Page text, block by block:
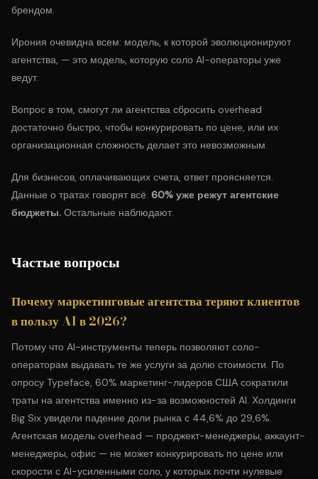
брендом.
Ирония очевидна всем: модель, к которой эволюционируют
агентства, — это модель, которую соло AI-операторы уже
ведут.
Вопрос в том, смогут ли агентства сбросить overhead
достаточно быстро, чтобы конкурировать по цене, или их
организационная сложность делает это невозможным.
Для бизнесов, оплачивающих счета, ответ проясняется.
Данные о тратах говорят всё: 60% уже режут агентские
бюджеты. Остальные наблюдают.
Частые вопросы
Почему маркетинговые агентства теряют клиентов
в пользу AI в 2026?
Потому что AI-инструменты теперь позволяют соло-
операторам выдавать те же услуги за долю стоимости. По
опросу Typeface, 60% маркетинг-лидеров США сократили
траты на агентства именно из-за возможностей AI. Холдинги
Big Six увидели падение доли рынка с 44,6% до 29,6%.
Агентская модель overhead — проджект-менеджеры, аккаунт-
менеджеры, офис — не может конкурировать по цене или
скорости с AI-усиленными соло, у которых почти нулевые